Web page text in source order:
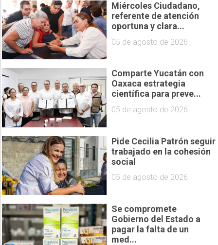
Miércoles Ciudadano,
referente de atención
oportuna y clara...
05 de agosto de 2026
Comparte Yucatán con
Oaxaca estrategia
científica para preve...
05 de agosto de 2026
Pide Cecilia Patrón seguir
trabajado en la cohesión
social
05 de agosto de 2026
Se compromete
Gobierno del Estado a
pagar la falta de un
med...